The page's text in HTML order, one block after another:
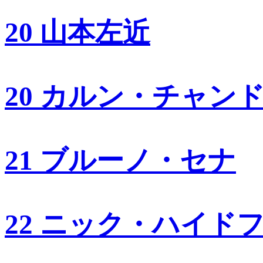
20 山本左近
20 カルン・チャン
21 ブルーノ・セナ
22 ニック・ハイド